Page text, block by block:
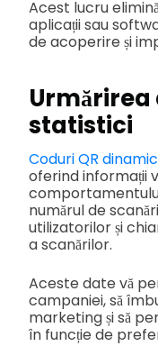
Acest lucru
aplicații sau
de acoperire și
Urmărirea
statistici
Coduri QR
oferind informații
numărul de
utilizatorilor și
a scanărilor.
Aceste date vă
campaniei, să
marketing și să
în funcție de